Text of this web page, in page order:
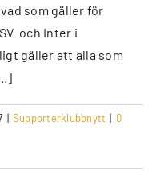
som gäller för
och Inter i
gäller att alla som
| Supporterklubbnytt | 0